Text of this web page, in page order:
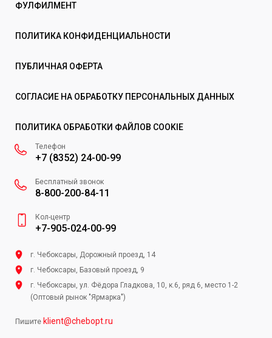
ФУЛФИЛМЕНТ
ПОЛИТИКА КОНФИДЕНЦИАЛЬНОСТИ
ПУБЛИЧНАЯ ОФЕРТА
СОГЛАСИЕ НА ОБРАБОТКУ ПЕРСОНАЛЬНЫХ ДАННЫХ
ПОЛИТИКА ОБРАБОТКИ ФАЙЛОВ COOKIE
Телефон
+7 (8352) 24-00-99
Бесплатный звонок
8-800-200-84-11
Кол-центр
+7-905-024-00-99
г. Чебоксары, Дорожный проезд, 14
г. Чебоксары, Базовый проезд, 9
г. Чебоксары, ул. Фёдора Гладкова, 10, к.6, ряд 6, место 1-2
(Оптовый рынок "Ярмарка")
Пишите klient@chebopt.ru